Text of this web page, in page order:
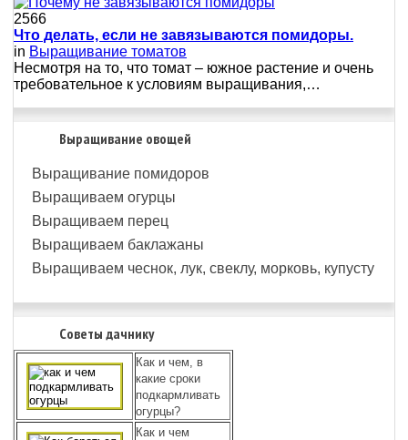
2566
Что делать, если не завязываются помидоры.
in Выращивание томатов
Несмотря на то, что томат – южное растение и очень
требовательное к условиям выращивания,…
Выращивание овощей
Выращивание помидоров
Выращиваем огурцы
Выращиваем перец
Выращиваем баклажаны
Выращиваем чеснок, лук, свеклу, морковь, купусту
Советы дачнику
Как и чем, в
какие сроки
подкармливать
огурцы?
Как и чем